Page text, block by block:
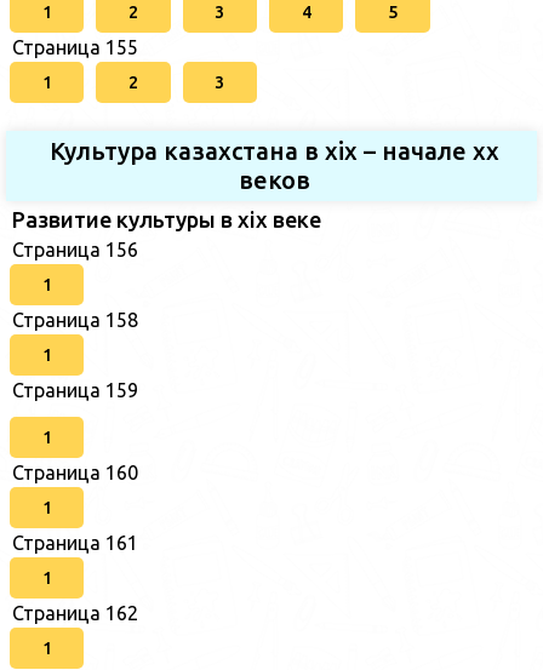
1 2 3 4 5
Страница 155
1 2 3
Культура казахстана в xix – начале хх
веков
Развитие культуры в xix веке
Страница 156
1
Страница 158
1
Страница 159
1
Страница 160
1
Страница 161
1
Страница 162
1